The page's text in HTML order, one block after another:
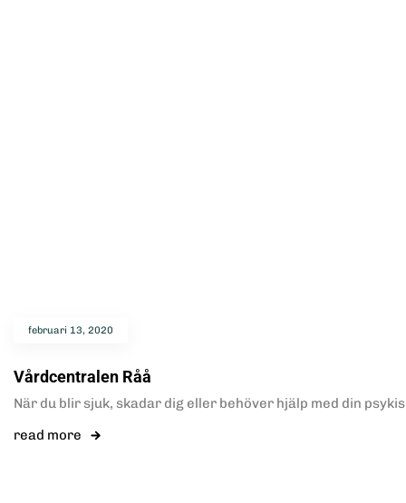
februari 13, 2020
Vårdcentralen Råå
När du blir sjuk, skadar dig eller behöver hjälp med din
read more